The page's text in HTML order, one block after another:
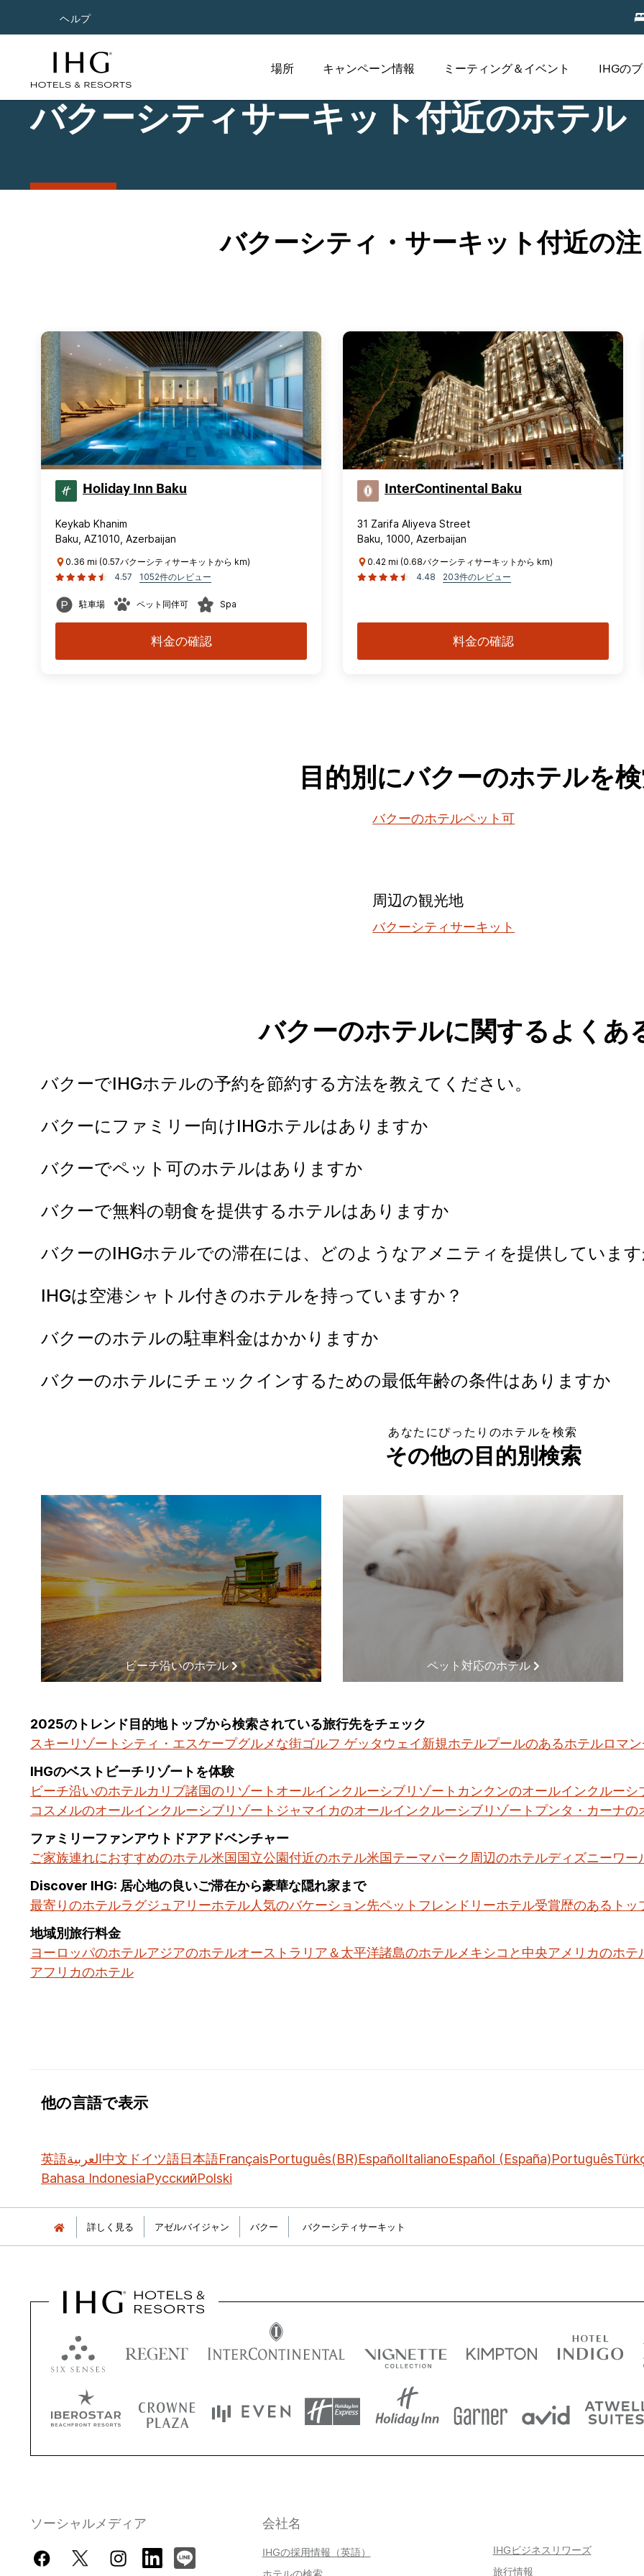
ヘルプ
場所 キャンペーン情報 ミーティング＆イベント IHGの
バクーシティサーキット付近のホテル
バクーシティ・サーキット付近の
Holiday Inn Baku
Keykab Khanim
Baku, AZ1010, Azerbaijan
0.36 mi (0.57バクーシティサーキットから km)
4.57
1052件のレビュー
駐車場 ペット同伴可 Spa
料金の確認
InterContinental Baku
31 Zarifa Aliyeva Street
Baku, 1000, Azerbaijan
0.42 mi (0.68バクーシティサーキットから km)
4.48
203件のレビュー
料金の確認
目的別にバクーのホテルを
バクーのホテルペット可
周辺の観光地
バクーシティサーキット
バクーのホテルに関するよくあ
バクーでIHGホテルの予約を節約する方法を教えてください。
バクーにファミリー向けIHGホテルはありますか
バクーでペット可のホテルはありますか
バクーで無料の朝食を提供するホテルはありますか
バクーのIHGホテルでの滞在には、どのようなアメニティを提供していま
IHGは空港シャトル付きのホテルを持っていますか？
バクーのホテルの駐車料金はかかりますか
バクーのホテルにチェックインするための最低年齢の条件はありますか
あなたにぴったりのホテルを検索
その他の目的別検索
ビーチ沿いのホテル ペット対応のホテル
2025のトレンド目的地トップから検索されている旅行先をチェック
スキーリゾート シティ・エスケープグルメな街ゴルフ ゲッタウェイ新規ホテルプールのあるホテルロマ
IHGのベストビーチリゾートを体験
ビーチ沿いのホテルカリブ諸国のリゾート オールインクルーシブリゾート カンクンのオールインクルーシ
コスメルのオールインクルーシブリゾート ジャマイカのオールインクルーシブリゾート プンタ・カーナの
ファミリーファンアウトドアアドベンチャー
ご家族連れにおすすめのホテル米国国立公園付近のホテル米国テーマパーク周辺のホテルディズニーワー
Discover IHG: 居心地の良いご滞在から豪華な隠れ家まで
最寄りのホテルラグジュアリーホテル人気のバケーション先ペットフレンドリーホテル受賞歴のあるトッ
地域別旅行料金
ヨーロッパのホテルアジアのホテルオーストラリア＆太平洋諸島のホテルメキシコと中央アメリカのホテ
アフリカのホテル
他の言語で表示
英語العربية中文 ドイツ語日本語FrançaisPortuguês(BR)EspañolItalianoEspañol (España)Português
Bahasa IndonesiaРусскийPolski
詳しく見る アゼルバイジャン バクー バクーシティサーキット
ソーシャルメディア 会社名
IHGの採用情報（英語）
ホテルの検索
IHGビジネスリワーズ
旅行情報